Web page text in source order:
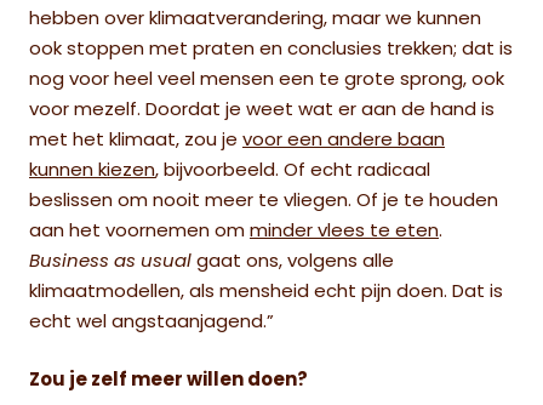
hebben over klimaatverandering, maar we kunnen
ook stoppen met praten en conclusies trekken; dat is
nog voor heel veel mensen een te grote sprong, ook
voor mezelf. Doordat je weet wat er aan de hand is
met het klimaat, zou je voor een andere baan
kunnen kiezen, bijvoorbeeld. Of echt radicaal
beslissen om nooit meer te vliegen. Of je te houden
aan het voornemen om minder vlees te eten.
Business as usual gaat ons, volgens alle
klimaatmodellen, als mensheid echt pijn doen. Dat is
echt wel angstaanjagend.”
Zou je zelf meer willen doen?